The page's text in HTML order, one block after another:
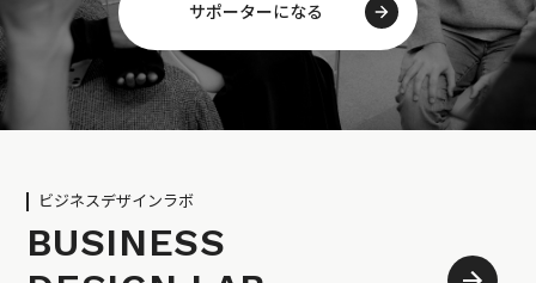
サポーターになる
ビジネスデザインラボ
BUSINESS